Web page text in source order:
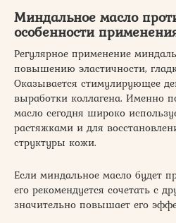
Миндальное масло
особенности
Регулярное применение
повышению эластичности,
Оказывается стимулирующее
выработки коллагена. Именно
масло сегодня широко
растяжками и для
структуры кожи.
Если миндальное масло будет
его рекомендуется сочетать с
значительно повышает его